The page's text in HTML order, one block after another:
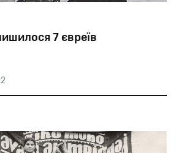
7 євреїв